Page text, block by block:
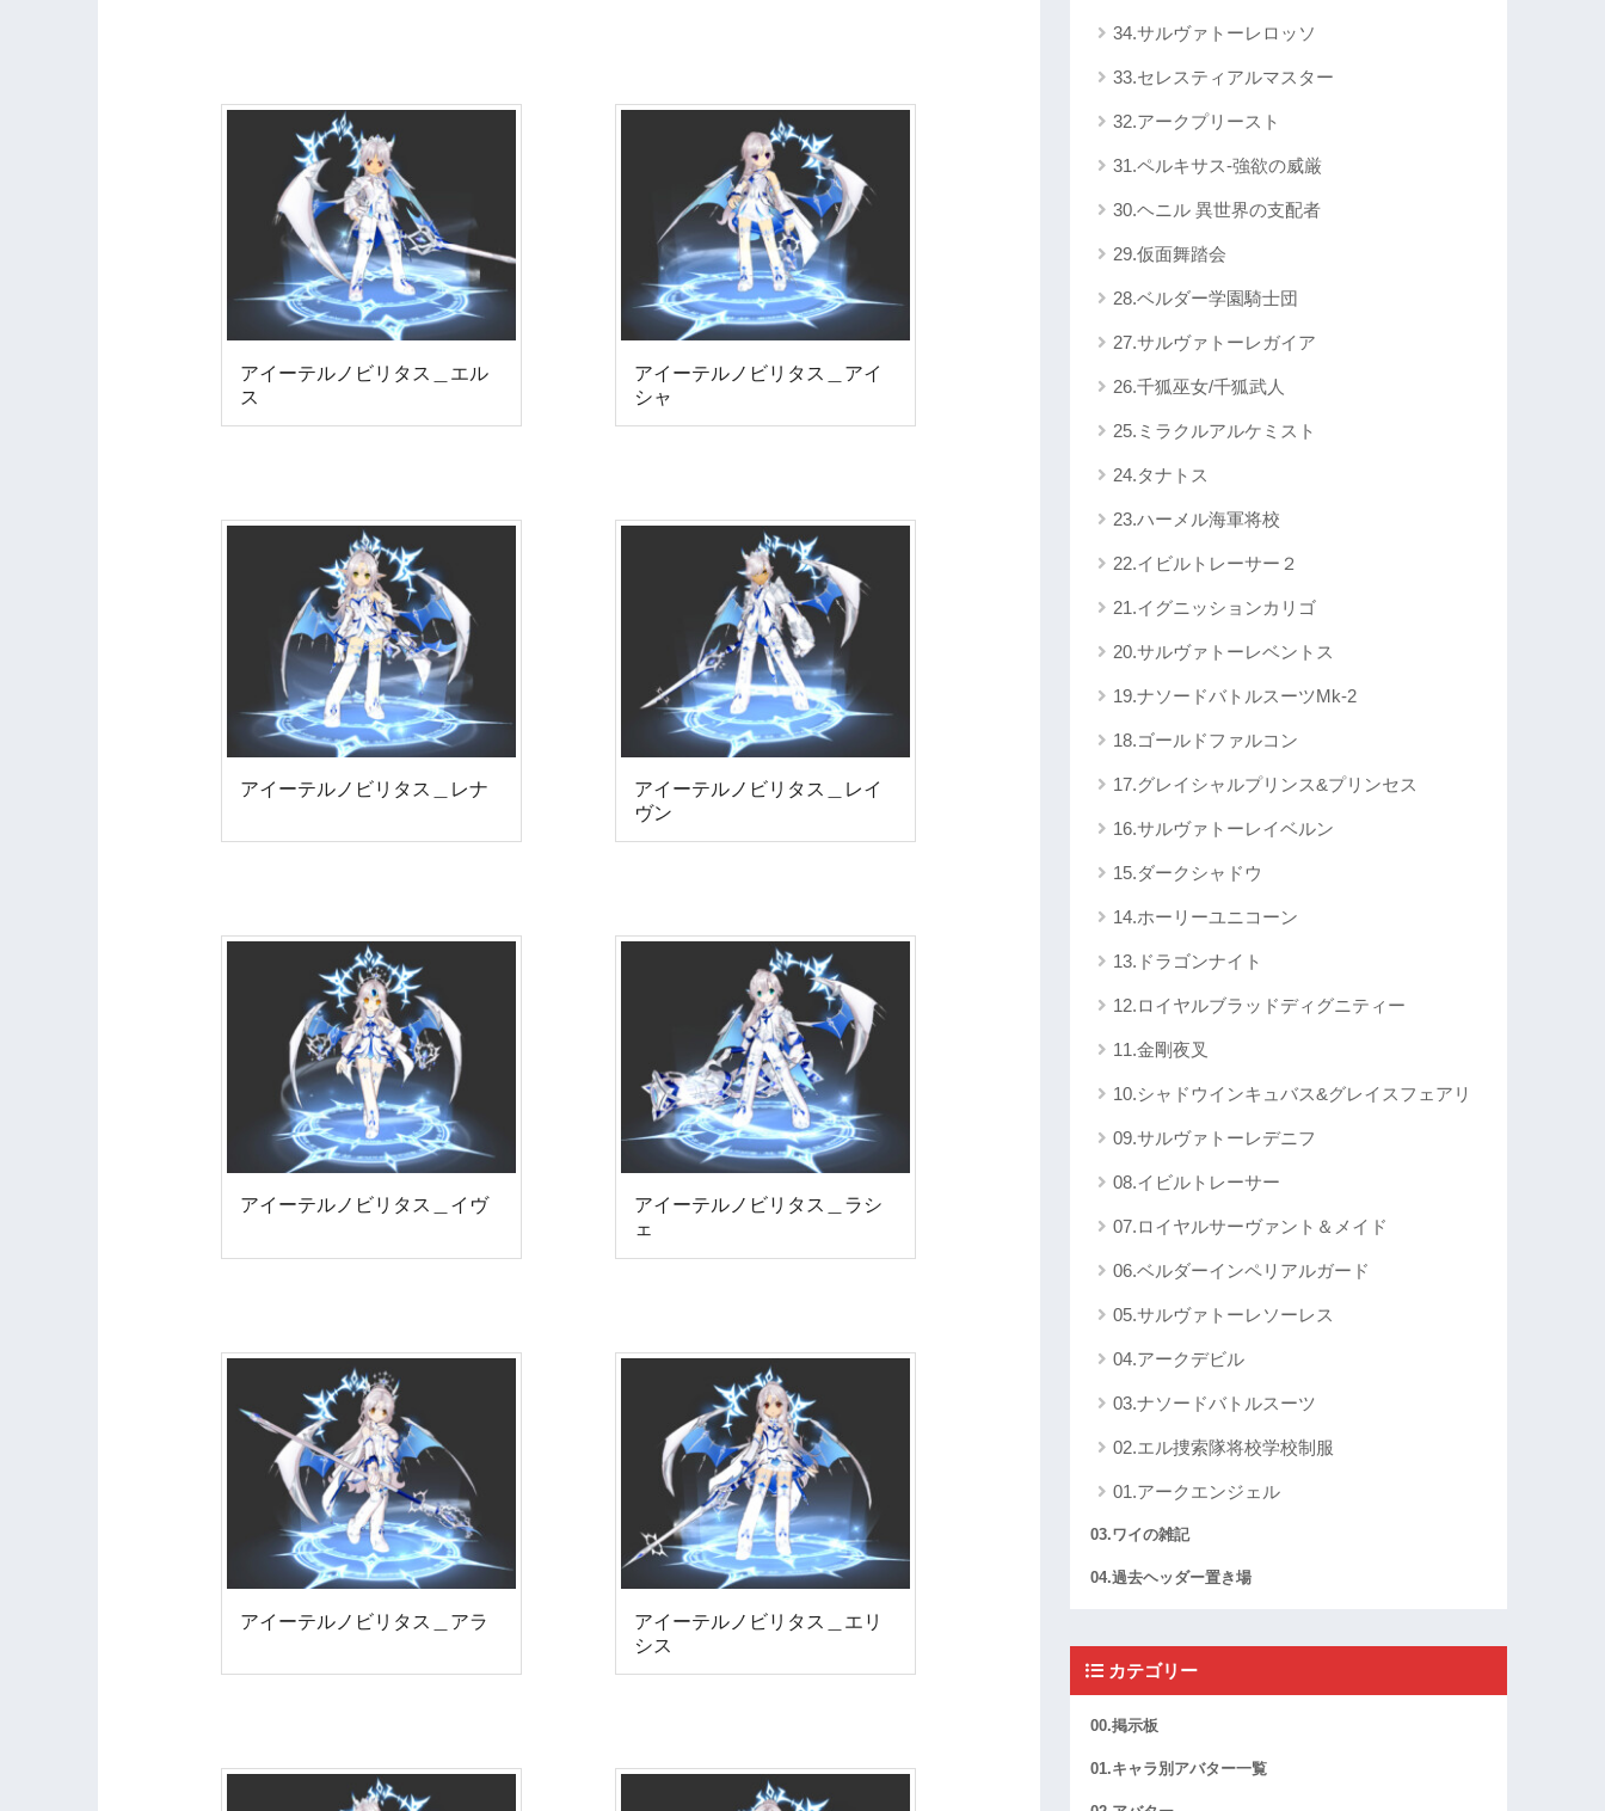
アイーテルノビリタス＿エル
ス
アイーテルノビリタス＿アイ
シャ
アイーテルノビリタス＿レナ
アイーテルノビリタス＿レイ
ヴン
アイーテルノビリタス＿イヴ
アイーテルノビリタス＿ラシ
ェ
アイーテルノビリタス＿アラ
アイーテルノビリタス＿エリ
シス
34.サルヴァトーレロッソ
33.セレスティアルマスター
32.アークプリースト
31.ペルキサス-強欲の威厳
30.ヘニル 異世界の支配者
29.仮面舞踏会
28.ベルダー学園騎士団
27.サルヴァトーレガイア
26.千狐巫女/千狐武人
25.ミラクルアルケミスト
24.タナトス
23.ハーメル海軍将校
22.イビルトレーサー２
21.イグニッションカリゴ
20.サルヴァトーレベントス
19.ナソードバトルスーツMk-2
18.ゴールドファルコン
17.グレイシャルプリンス&プリンセス
16.サルヴァトーレイベルン
15.ダークシャドウ
14.ホーリーユニコーン
13.ドラゴンナイト
12.ロイヤルブラッドディグニティー
11.金剛夜叉
10.シャドウインキュバス&グレイスフェアリ
09.サルヴァトーレデニフ
08.イビルトレーサー
07.ロイヤルサーヴァント＆メイド
06.ベルダーインペリアルガード
05.サルヴァトーレソーレス
04.アークデビル
03.ナソードバトルスーツ
02.エル捜索隊将校学校制服
01.アークエンジェル
03.ワイの雑記
04.過去ヘッダー置き場
カテゴリー
00.掲示板
01.キャラ別アバター一覧